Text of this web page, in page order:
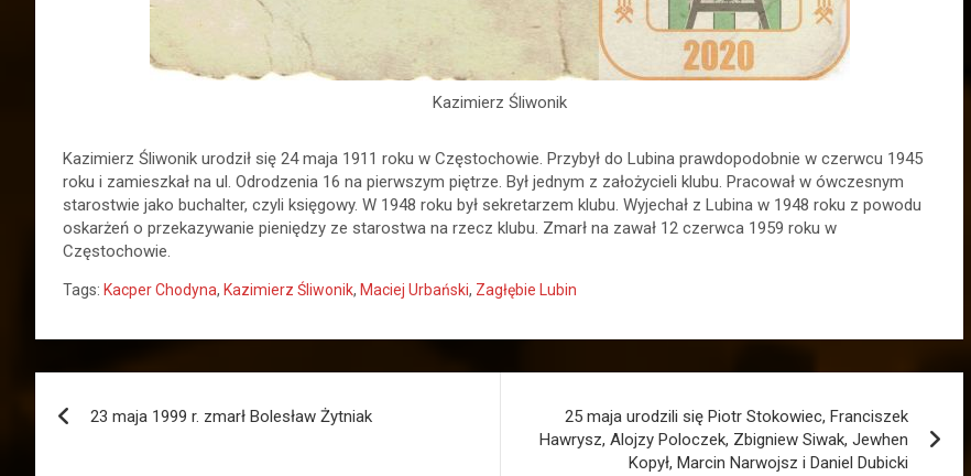
Kazimierz Śliwonik
Kazimierz Śliwonik urodził się 24 maja 1911 roku w Częstochowie. Przybył do Lubina prawdopodobnie w czerwcu 1945
roku i zamieszkał na ul. Odrodzenia 16 na pierwszym piętrze. Był jednym z założycieli klubu. Pracował w ówczesnym
starostwie jako buchalter, czyli księgowy. W 1948 roku był sekretarzem klubu. Wyjechał z Lubina w 1948 roku z powodu
oskarżeń o przekazywanie pieniędzy ze starostwa na rzecz klubu. Zmarł na zawał 12 czerwca 1959 roku w
Częstochowie.
Tags: Kacper Chodyna, Kazimierz Śliwonik, Maciej Urbański, Zagłębie Lubin
wpisu
23 maja 1999 r. zmarł Bolesław Żytniak
25 maja urodzili się Piotr Stokowiec, Franciszek
Hawrysz, Alojzy Poloczek, Zbigniew Siwak, Jewhen
Kopył, Marcin Narwojsz i Daniel Dubicki